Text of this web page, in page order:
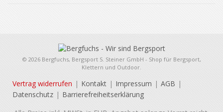
© 2026 Bergfuchs, Bergsport S. Steiner GmbH - Shop für Bergsport,
Klettern und Outdoor.
Vertrag widerrufen Kontakt Impressum
AGB
Datenschutz
Barrierefreiheitserklärung